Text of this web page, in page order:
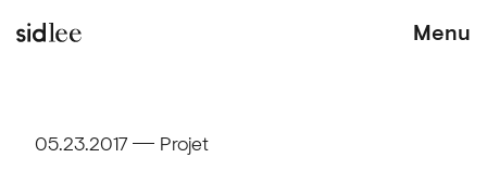
Menu
05.23.2017 Projet